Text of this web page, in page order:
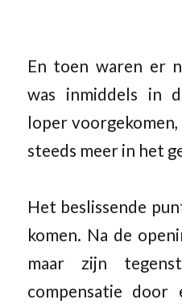
En toen waren er
was inmiddels in
loper
steeds meer in het
Het beslissende
komen. Na de
maar zijn
compensatie